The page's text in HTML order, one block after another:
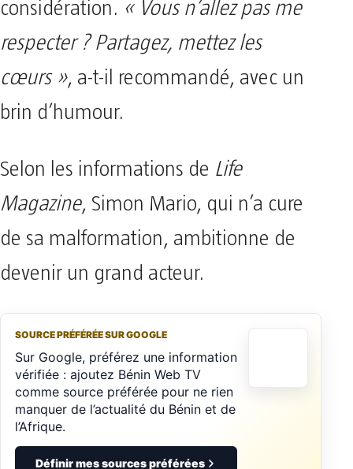
considération. « Vous n’allez pas me
respecter ? Partagez, mettez les
cœurs », a-t-il recommandé, avec un
brin d’humour.
Selon les informations de Life
Magazine, Simon Mario, qui n’a cure
de sa malformation, ambitionne de
devenir un grand acteur.
SOURCE PRÉFÉRÉE SUR GOOGLE
Sur Google, préférez une information
vérifiée : ajoutez Bénin Web TV
comme source préférée pour ne rien
manquer de l’actualité du Bénin et de
l’Afrique.
Définir mes sources préférées